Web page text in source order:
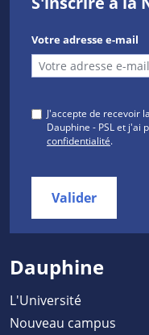
Votre adresse e-mail
J'accepte de recevoir
Dauphine - PSL et j'ai
confidentialité.
Valider
Dauphine
L'Université
Nouveau campus